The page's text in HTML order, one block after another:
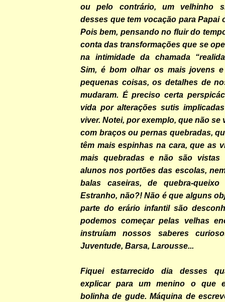
ou pelo contrário, um velhinho
desses que tem vocação para Papai
Pois bem, pensando no fluir do
conta das transformações que se
na intimidade da chamada
Sim, é bom olhar os mais jovens
pequenas coisas, os detalhes de
mudaram. É preciso certa
vida por alterações sutis
viver. Notei, por exemplo, que não se
com braços ou pernas quebradas,
têm mais espinhas na cara, que as
mais quebradas e não são vistas
alunos nos portões das escolas,
balas caseiras, de quebra-queixo
Estranho, não?! Não é que alguns
parte do erário infantil são
podemos começar pelas velhas
instruíam nossos saberes
Juventude, Barsa, Larousse...
Fiquei estarrecido dia desses
explicar para um menino o que
bolinha de gude. Máquina de